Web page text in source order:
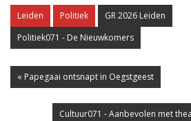
Leiden Politiek
GR 2026 Leiden
Politiek071 - De Nieuwkomers
« Papegaai ontsnapt in Oegstgeest
Cultuur071 - Aanbevolen met